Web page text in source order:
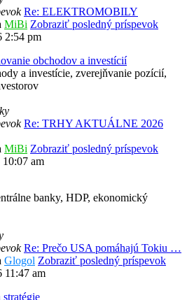
Re: ELEKTROMOBILY
MiBi Zobraziť posledný príspevok
2:54 pm
obchodov a investícií
a investície, zverejňvanie pozícií,
Re: TRHY AKTUÁLNE 2026
MiBi Zobraziť posledný príspevok
10:07 am
banky, HDP, ekonomický
Re: Prečo USA pomáhajú Tokiu …
Glogol Zobraziť posledný príspevok
11:47 am